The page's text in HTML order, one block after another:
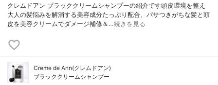
クレムドアン ブラッククリームシャンプーの紹介です頭皮環境を整え
大人の髪悩みを解消する美容成分たっぷり配合、パサつきがちな髪と頭
皮を美容クリームでダメージ補修＆…続きを見る
Creme de Ann(クレムドアン)
ブラッククリームシャンプー